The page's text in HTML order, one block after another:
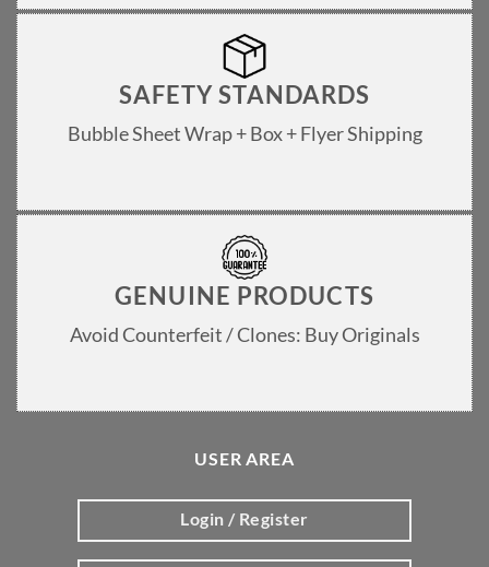
SAFETY STANDARDS
Bubble Sheet Wrap + Box + Flyer Shipping
GENUINE PRODUCTS
Avoid Counterfeit / Clones: Buy Originals
USER AREA
Login / Register